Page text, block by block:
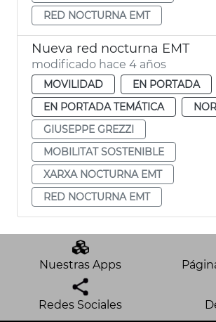
RED NOCTURNA EMT
Nueva red nocturna EMT
modificado hace 4 años
MOVILIDAD
EN PORTADA
EN PORTADA TEMÁTICA
GIUSEPPE GREZZI
MOBILITAT SOSTENIBLE
XARXA NOCTURNA EMT
RED NOCTURNA EMT
Nuestras Apps
Redes Sociales